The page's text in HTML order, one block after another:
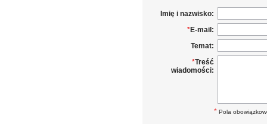
Imię i nazwisko:
*E-mail :
Temat:
*Treść
wiadomości:
* Pola